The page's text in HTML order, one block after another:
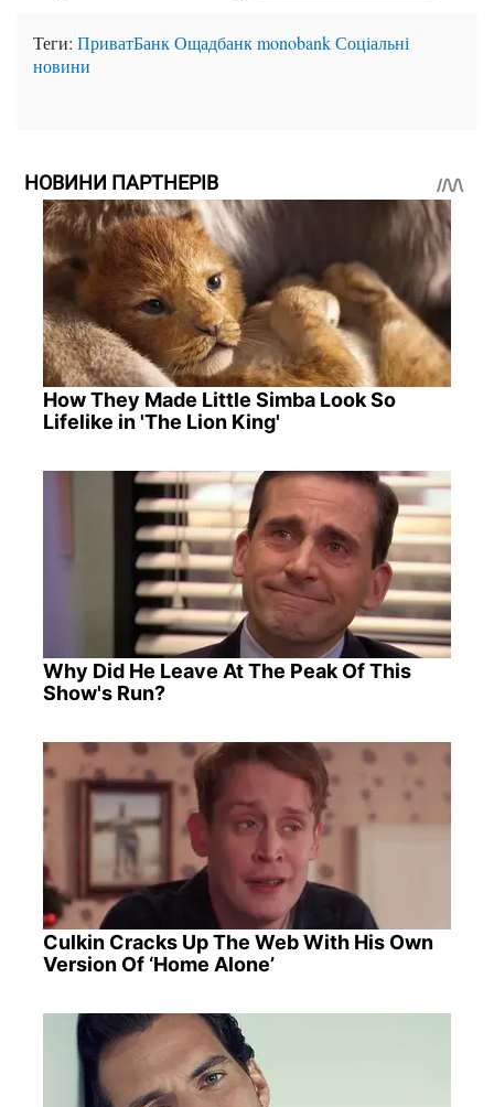
Теги: ПриватБанкОщадбанкmonobankСоціальні
новини
НОВИНИ ПАРТНЕРІВ
How They Made Little Simba Look So
Lifelike in 'The Lion King'
Why Did He Leave At The Peak Of This
Show's Run?
Culkin Cracks Up The Web With His Own
Version Of ‘Home Alone’